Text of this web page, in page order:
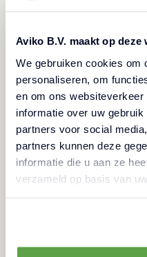
Aviko B.V. maakt op
We gebruiken cookies om
personaliseren, om
en om ons
informatie over uw
partners voor social
partners kunnen deze
informatie die u aan ze
verzameld op basis van
Cum să atrageți și
sectorul HoReCa
management de